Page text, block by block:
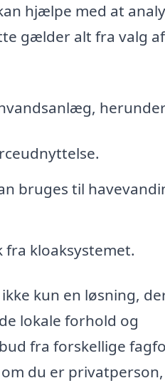
hjælpe med at
gælder alt fra valg af
bruges til
kloaksystemet.
kun en løsning,
lokale forhold og
fra forskellige
du er privatperson,